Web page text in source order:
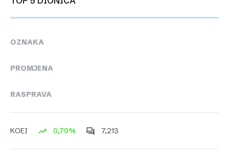
OZNAKA
PROMJENA
RASPRAVA
KOEI 0,79% 7,213